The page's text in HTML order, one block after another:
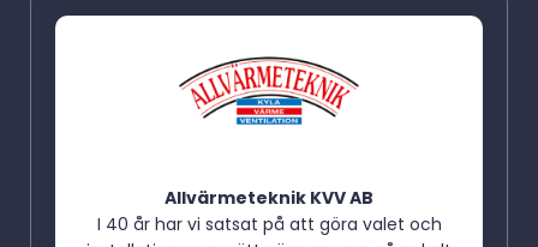
Allvärmeteknik KVV AB
I 40 år har vi satsat på att göra valet och